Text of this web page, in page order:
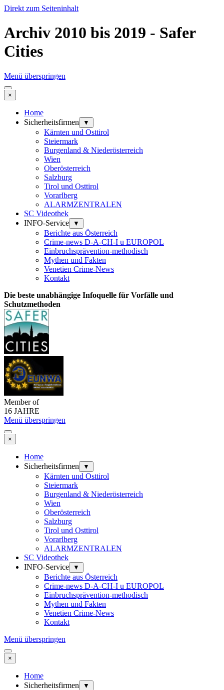
Direkt zum Seiteninhalt
Archiv 2010 bis 2019 - Safer
Cities
Menü überspringen
×
Home
Sicherheitsfirmen
▼
Kärnten und Osttirol
Steiermark
Burgenland & Niederösterreich
Wien
Oberösterreich
Salzburg
Tirol und Osttirol
Vorarlberg
ALARMZENTRALEN
SC Videothek
INFO-Service
▼
Berichte aus Österreich
Crime-news D-A-CH-I u EUROPOL
Einbruchsprävention-methodisch
Mythen und Fakten
Venetien Crime-News
Kontakt
Die beste unabhängige Infoquelle für Vorfälle und
Schutzmethoden
Member of
16 JAHRE
Menü überspringen
×
Home
Sicherheitsfirmen
▼
Kärnten und Osttirol
Steiermark
Burgenland & Niederösterreich
Wien
Oberösterreich
Salzburg
Tirol und Osttirol
Vorarlberg
ALARMZENTRALEN
SC Videothek
INFO-Service
▼
Berichte aus Österreich
Crime-news D-A-CH-I u EUROPOL
Einbruchsprävention-methodisch
Mythen und Fakten
Venetien Crime-News
Kontakt
Menü überspringen
×
Home
Sicherheitsfirmen
▼